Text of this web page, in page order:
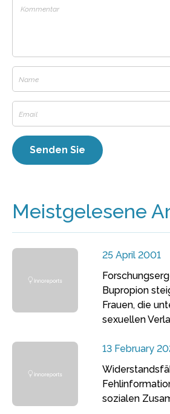
Meistgelesene
25 April 2001
Bupropion
Frauen, die
sexuellen
13 February
sozialen